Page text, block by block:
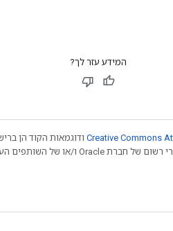
המידע עזר לך?
Creative Commons ודוגמאות הקוד הן